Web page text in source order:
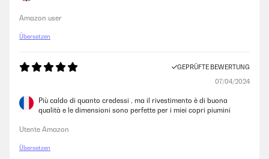
Wir hatten vorher Daunendecken, die sind zwar toll, waren uns aber
teilweise zu warm und die Daunen bildeten Klümpchen. Daher war ich
auf der Suche nach etwas anderem. Hier bin ich auf die sleepwise
angenehm - wir lieben sie und kaufen sie für unsere Kinder auch
nochmal.
Amazon user
Übersetzen
GEPRÜFTE BEWERTUNG
07/04/2024
Più caldo di quanto credessi , ma il rivestimento è di buona
qualità e le dimensioni sono perfette per i miei copri piumini
Utente Amazon
Übersetzen